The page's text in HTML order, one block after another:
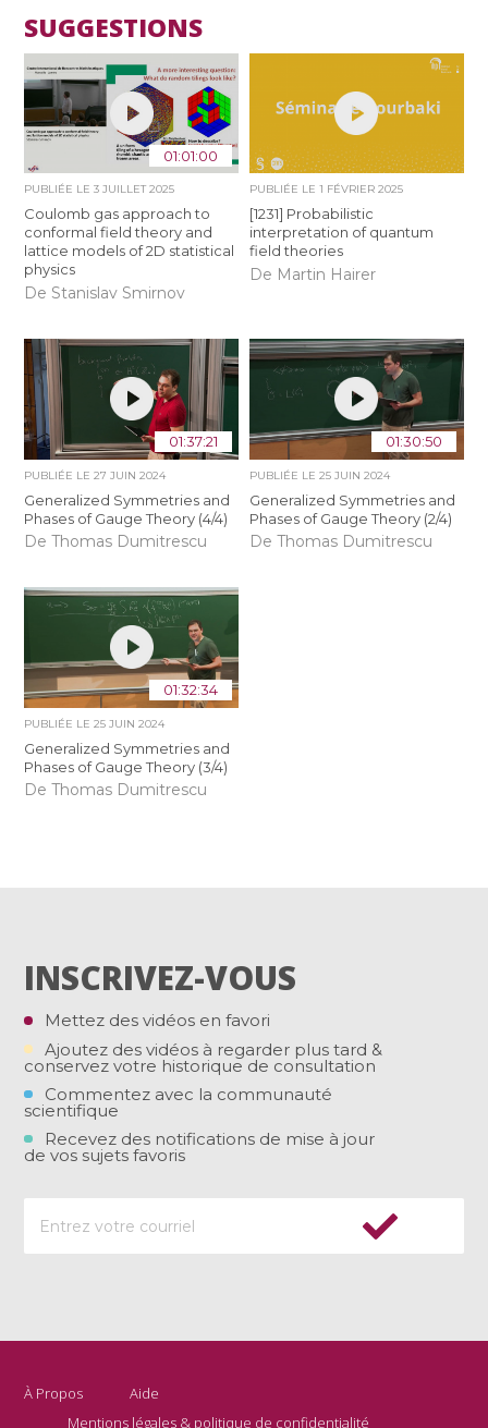
SUGGESTIONS
01:01:00
PUBLIÉE LE3 JUILLET 2025
Coulomb gas approach to
conformal field theory and
lattice models of 2D statistical
physics
De Stanislav Smirnov
PUBLIÉE LE 1 FÉVRIER 2025
[1231] Probabilistic
interpretation of quantum
field theories
De Martin Hairer
01:37:21
PUBLIÉE LE27 JUIN 2024
Generalized Symmetries and
Phases of Gauge Theory (4/4)
De Thomas Dumitrescu
01:30:50
PUBLIÉE LE 25 JUIN 2024
Generalized Symmetries and
Phases of Gauge Theory (2/4)
De Thomas Dumitrescu
01:32:34
PUBLIÉE LE25 JUIN 2024
Generalized Symmetries and
Phases of Gauge Theory (3/4)
De Thomas Dumitrescu
INSCRIVEZ-VOUS
Mettez des vidéos en favori
Ajoutez des vidéos à regarder plus tard &
conservez votre historique de consultation
Commentez avec la communauté
scientifique
Recevez des notifications de mise à jour
de vos sujets favoris
À Propos
Aide
Mentions légales & politique de confidentialité